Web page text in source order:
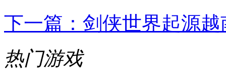
下一篇： 剑侠世界起源越
热门游戏